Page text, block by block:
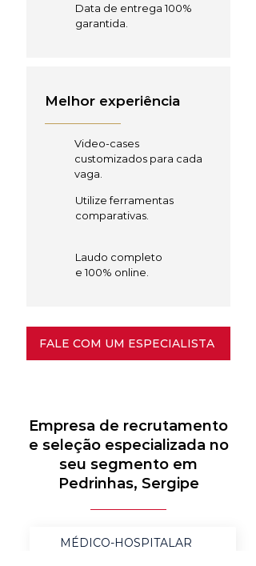
Data de entrega 100%
garantida.
Melhor experiência
Video-cases
customizados para cada
vaga.
Utilize ferramentas
comparativas.
Laudo completo
e 100% online.
FALE COM UM ESPECIALISTA
Empresa de recrutamento
e seleção especializada no
seu segmento em
Pedrinhas, Sergipe
MÉDICO-HOSPITALAR